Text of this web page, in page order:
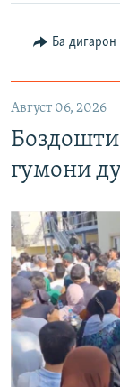
Ба
Август 06, 2026
гумони